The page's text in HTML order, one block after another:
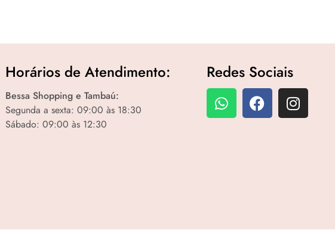
Horários de Atendimento:
Bessa Shopping e Tambaú:
Segunda a sexta: 09:00 às 18:30
Sábado: 09:00 às 12:30
Redes Sociais